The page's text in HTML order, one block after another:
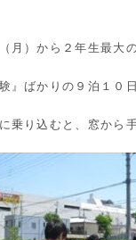
月）から２年生最大
験』ばかりの９泊１０
乗り込むと、窓から